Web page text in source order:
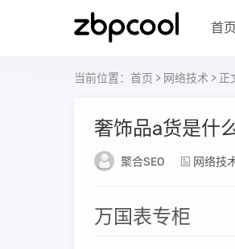
首页
当前位置： 首页 > 网络技术 > 正
奢饰品a货是什
聚合SEO 网络技
万国表专柜